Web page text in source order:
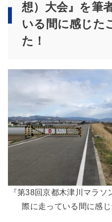
想）大会』を筆
いる間に感じた
た！
『第38回京都木津川マラ
際に走っている間に感